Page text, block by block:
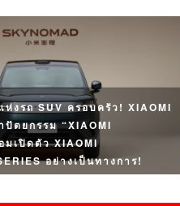
งรถ SUV ครอบครัว! XIAOMI
ปัตยกรรม “XIAOMI
มเปิดตัว XIAOMI
อย่างเป็นทางการ!